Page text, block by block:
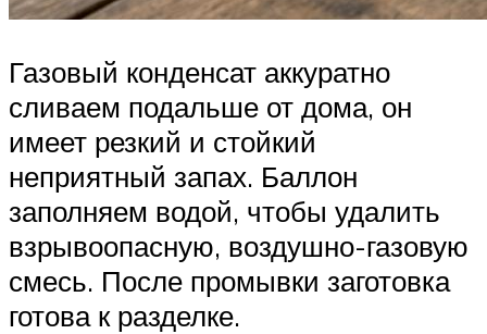
Газовый конденсат аккуратно
сливаем подальше от дома, он
имеет резкий и стойкий
неприятный запах. Баллон
заполняем водой, чтобы удалить
взрывоопасную, воздушно-газовую
смесь. После промывки заготовка
готова к разделке.